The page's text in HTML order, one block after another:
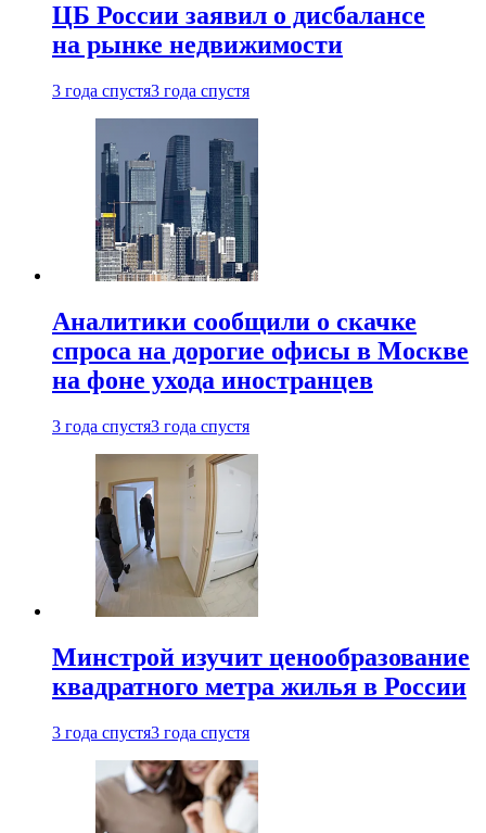
ЦБ России заявил о дисбалансе
на рынке недвижимости
3 года спустя3 года спустя
Аналитики сообщили о скачке
спроса на дорогие офисы в Москве
на фоне ухода иностранцев
3 года спустя3 года спустя
Минстрой изучит ценообразование
квадратного метра жилья в России
3 года спустя3 года спустя